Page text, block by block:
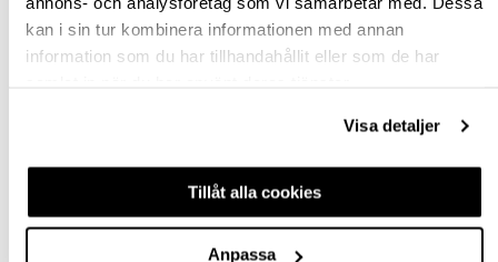
kan i sin tur kombinera informationen med annan
information som du har tillhandahållit eller som de har
Visa detaljer
Tillåt alla cookies
Anpassa
400MM EK & KROM,
M5